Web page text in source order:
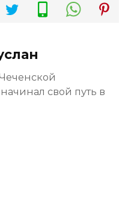
свой путь в